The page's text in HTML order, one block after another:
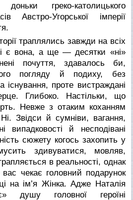
греко-католицького
Австро-Угорської імперії
траплялись завжди на всіх
і є вона, а ще — десятки «ні»
почуття, здавалось би,
погляду й подиху, без
проте вистраждані
Глибоко. Настільки, що
Невже з отаким коханням
Звідси й сумніви, вагання,
випадковості й несподівані
сюжету когось захопить у
здивуватися, мовляв,
в реальності, однак
чекає головний подарунок
на ім’я Жінка. Адже Наталія
душу головної героїні